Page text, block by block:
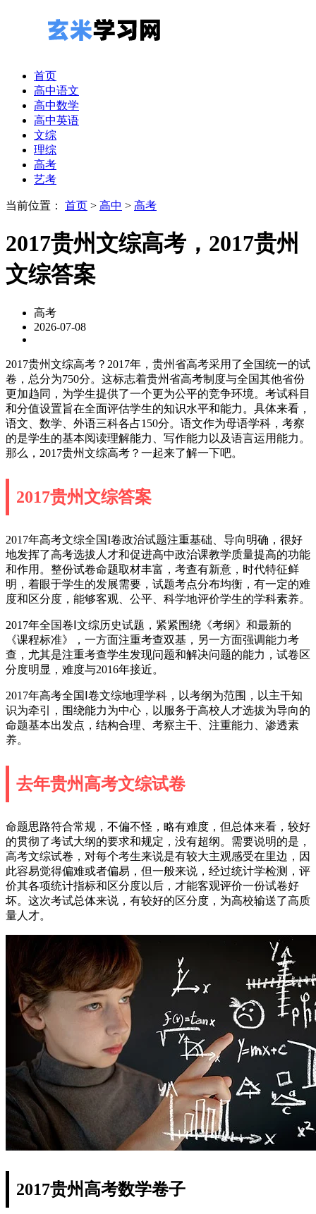
首页
高中语文
高中数学
高中英语
文综
理综
高考
艺考
当前位置： 首页 > 高中 > 高考
2017贵州文综高考，2017贵州
文综答案
高考
2026-07-08
2017贵州文综高考？2017年，贵州省高考采用了全国统一的试
卷，总分为750分。这标志着贵州省高考制度与全国其他省份
更加趋同，为学生提供了一个更为公平的竞争环境。考试科目
和分值设置旨在全面评估学生的知识水平和能力。具体来看，
语文、数学、外语三科各占150分。语文作为母语学科，考察
的是学生的基本阅读理解能力、写作能力以及语言运用能力。
那么，2017贵州文综高考？一起来了解一下吧。
2017贵州文综答案
2017年高考文综全国I卷政治试题注重基础、导向明确，很好
地发挥了高考选拔人才和促进高中政治课教学质量提高的功能
和作用。整份试卷命题取材丰富，考查有新意，时代特征鲜
明，着眼于学生的发展需要，试题考点分布均衡，有一定的难
度和区分度，能够客观、公平、科学地评价学生的学科素养。
2017年全国卷Ⅰ文综历史试题，紧紧围绕《考纲》和最新的
《课程标准》，一方面注重考查双基，另一方面强调能力考
查，尤其是注重考查学生发现问题和解决问题的能力，试卷区
分度明显，难度与2016年接近。
2017年高考全国Ⅰ卷文综地理学科，以考纲为范围，以主干知
识为牵引，围绕能力为中心，以服务于高校人才选拔为导向的
命题基本出发点，结构合理、考察主干、注重能力、渗透素
养。
去年贵州高考文综试卷
命题思路符合常规，不偏不怪，略有难度，但总体来看，较好
的贯彻了考试大纲的要求和规定，没有超纲。需要说明的是，
高考文综试卷，对每个考生来说是有较大主观感受在里边，因
此容易觉得偏难或者偏易，但一般来说，经过统计学检测，评
价其各项统计指标和区分度以后，才能客观评价一份试卷好
坏。这次考试总体来说，有较好的区分度，为高校输送了高质
量人才。
2017贵州高考数学卷子